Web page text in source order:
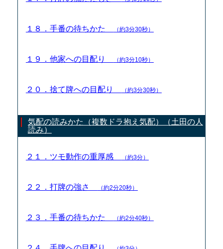
１８．手番の待ちかた （約3分30秒）
１９．他家への目配り （約3分10秒）
２０．捨て牌への目配り （約3分30秒）
気配の読みかた（複数ドラ抱え気配）（土田の人
読み）
２１．ツモ動作の重厚感 （約3分）
２２．打牌の強さ （約2分20秒）
２３．手番の待ちかた （約2分40秒）